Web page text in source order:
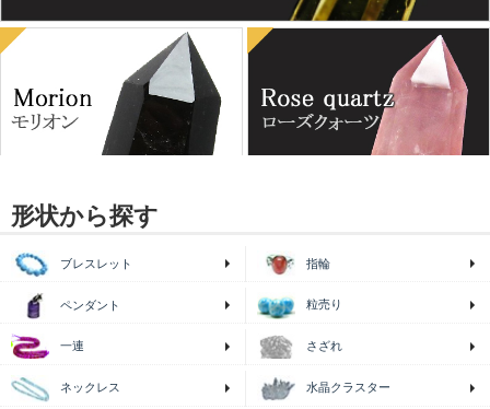
形状から探す
ブレスレット 指輪
ペンダント 粒売り
一連 さざれ
ネックレス 水晶クラスター